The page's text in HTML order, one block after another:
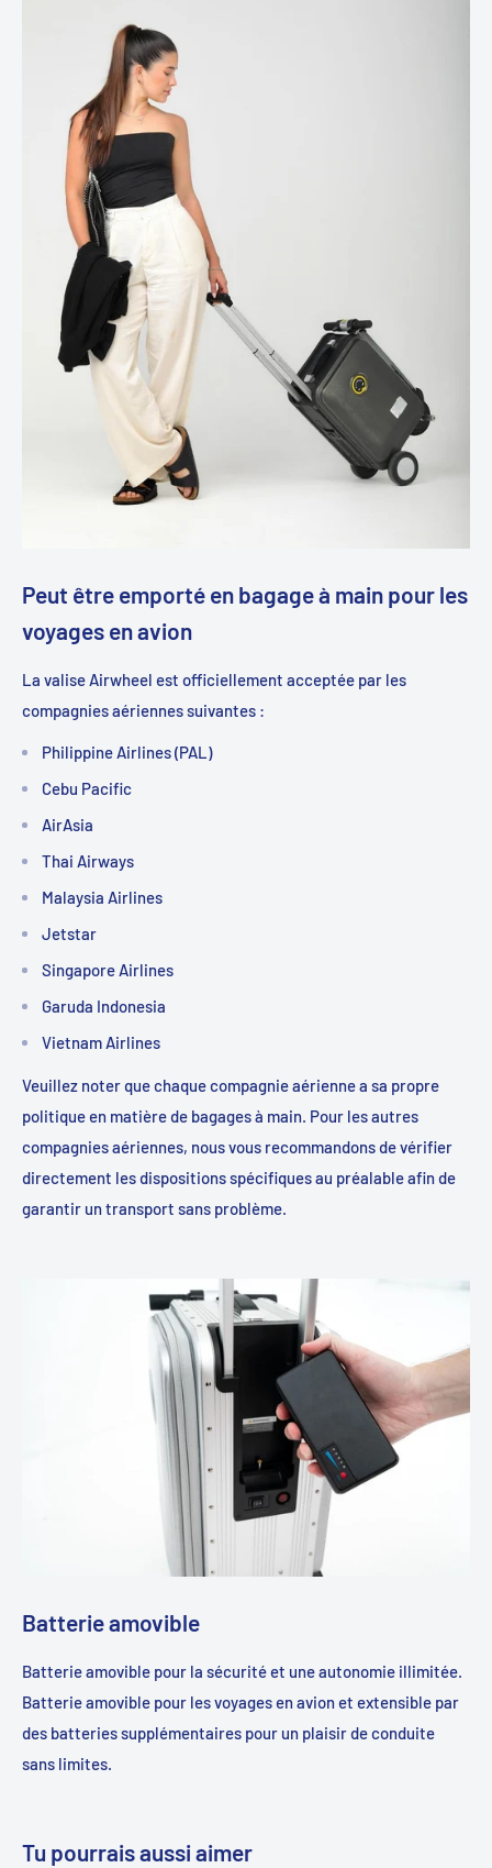
Peut être emporté en bagage à main pour les
voyages en avion
La valise Airwheel est officiellement acceptée par les
compagnies aériennes suivantes :
Philippine Airlines (PAL)
Cebu Pacific
AirAsia
Thai Airways
Malaysia Airlines
Jetstar
Singapore Airlines
Garuda Indonesia
Vietnam Airlines
Veuillez noter que chaque compagnie aérienne a sa propre
politique en matière de bagages à main. Pour les autres
compagnies aériennes, nous vous recommandons de vérifier
directement les dispositions spécifiques au préalable afin de
garantir un transport sans problème.
Batterie amovible
Batterie amovible pour la sécurité et une autonomie illimitée.
Batterie amovible pour les voyages en avion et extensible par
des batteries supplémentaires pour un plaisir de conduite
sans limites.
Tu pourrais aussi aimer